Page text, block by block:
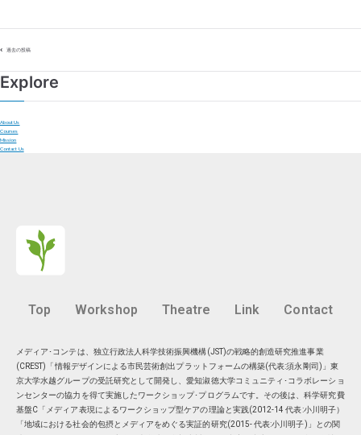
過去の投稿
Explore
About Us
Courses
Mission
Contact Us
Top Workshop Theatre Link Contact
メディア･コンテは、独立行政法人科学技術振興機構(JST)の戦略的創造研究推進事業
(CREST)「情報デザインによる市民芸術創出プラットフォームの構築(代表:須永剛司)」東
京大学水越グループの受託研究として開発し、愛知淑徳大学コミュニティ･コラボレーショ
ンセンターの協力を得て実施したワークショップ･プログラムです。その後は、科学研究費
基盤C「メディア表現によるワークショップ型ケアの理論と実践(2012-14 代表:小川明子）
「地域における社会的包摂とメディアをめぐる実証的研究(2015- 代表:小川明子)」との関